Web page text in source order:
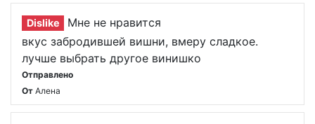
Dislike
Мне не нравится
вкус забродившей вишни, вмеру сладкое.
лучше выбрать другое винишко
Отправлено
От Алена